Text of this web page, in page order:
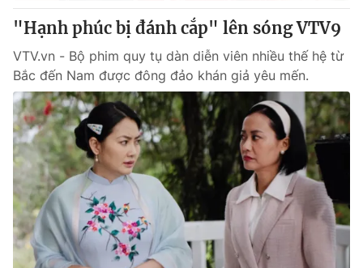
"Hạnh phúc bị đánh cắp" lên sóng VTV9
VTV.vn - Bộ phim quy tụ dàn diễn viên nhiều thế hệ từ
Bắc đến Nam được đông đảo khán giả yêu mến.